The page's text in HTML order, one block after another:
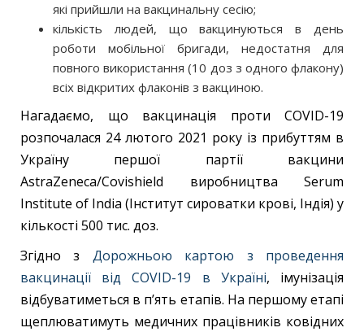
які прийшли на вакцинальну сесію;
кількість людей, що вакцинуються в день
роботи мобільної бригади, недостатня для
повного використання (10 доз з одного флакону)
всіх відкритих флаконів з вакциною.
Нагадаємо, що вакцинація проти COVID-19
розпочалася 24 лютого 2021 року із прибуттям в
Україну першої партії вакцини
AstraZeneca/Covishield виробництва Serum
Institute of India (Інститут сироватки крові, Індія) у
кількості 500 тис. доз.
Згідно з Дорожньою картою з проведення
вакцинації від COVID-19 в Україні, імунізація
відбуватиметься в п’ять етапів. На першому етапі
щеплюватимуть медичних працівників ковідних